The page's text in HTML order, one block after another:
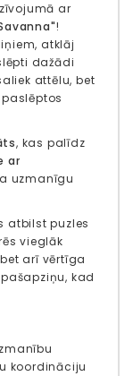
ar
!
atklāj
dažādi
attēlu, bet
, kas palīdz
ar
uzmanīgu
atbilst puzles
vieglāk
arī vērtīga
kad
koordināciju